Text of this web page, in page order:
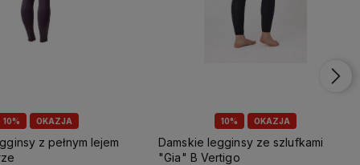
10% OKAZJA
ze szlufkami
10% OKAZJA
Legginsy damskie z pełnym lejem
"Juliet Hyper Flex" Horze